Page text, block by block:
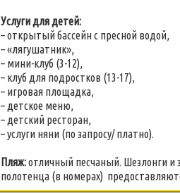
Услуги для детей:
– открытый бассейн с пресной водой,
– «лягушатник»,
– мини-клуб (3-12),
– клуб для подростков (13-17),
– игровая площадка,
– детское меню,
– детский ресторан,
– услуги няни (по запросу/ платно).
Пляж:отличный песчаный. Шезлонги и
полотенца (в номерах)